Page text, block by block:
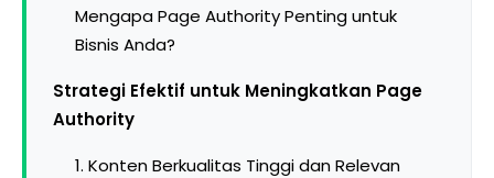
Mengapa Page Authority Penting untuk
Bisnis Anda?
Strategi Efektif untuk Meningkatkan Page
Authority
1. Konten Berkualitas Tinggi dan Relevan